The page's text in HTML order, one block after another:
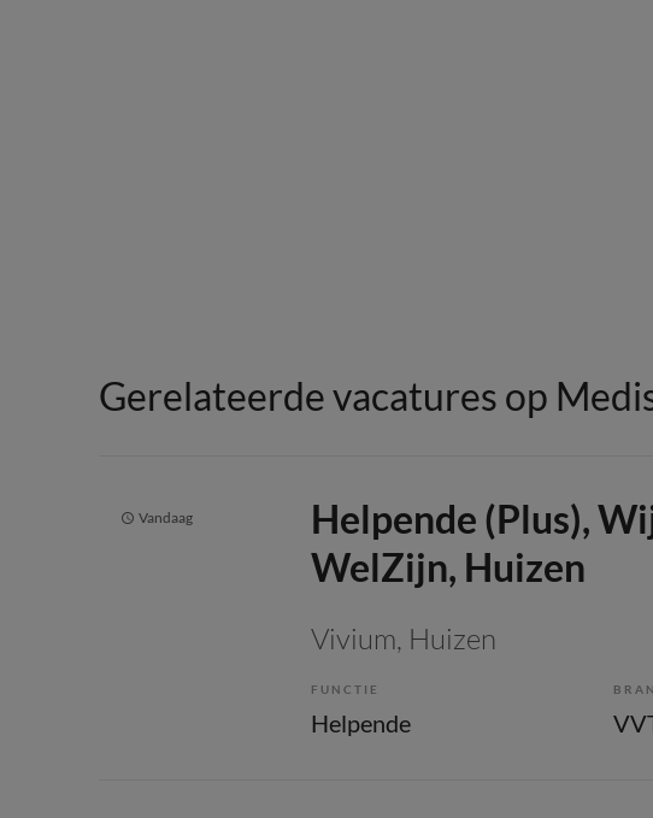
Gerelateerde vacatures op
Vandaag
Helpende (Plus),
WelZijn, Huizen
Vivium, Huizen
FUNCTIE
Helpende